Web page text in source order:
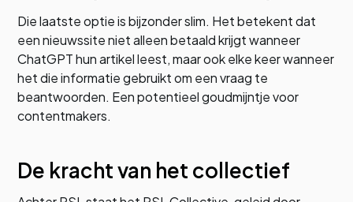
Die laatste optie is bijzonder slim. Het betekent dat
een nieuwssite niet alleen betaald krijgt wanneer
ChatGPT hun artikel leest, maar ook elke keer wanneer
het die informatie gebruikt om een vraag te
beantwoorden. Een potentieel goudmijntje voor
contentmakers.
De kracht van het collectief